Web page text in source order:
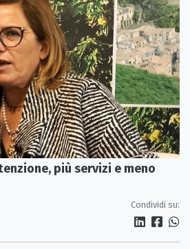
più servizi e meno
Condividi su: